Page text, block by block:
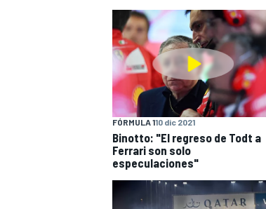
FÓRMULA 110 dic 2021
Binotto: "El regreso de Todt a
Ferrari son solo
especulaciones"